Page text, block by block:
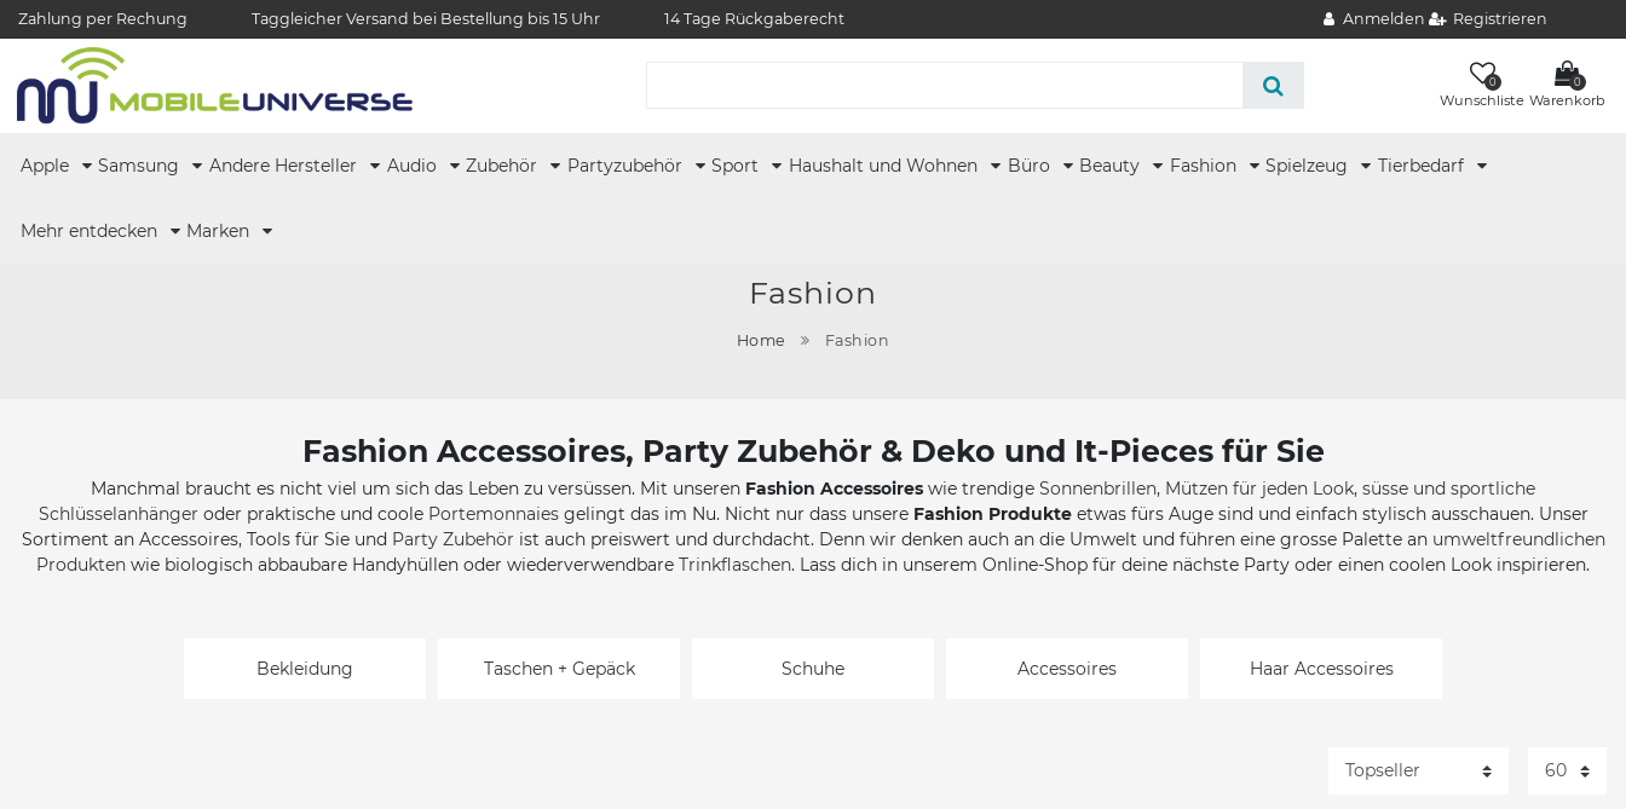
Zahlung per Rechung Taggleicher Versand bei Bestellung bis 15 Uhr 14 Tage Rückgaberecht Anmelden Registrieren
0
Wunschliste
0
Warenkorb
Apple Samsung Andere Hersteller Audio Zubehör Partyzubehör Sport Haushalt und Wohnen Büro Beauty Fashion Spielzeug Tierbedarf
Mehr entdecken Marken
Fashion
Home Fashion
Fashion Accessoires, Party Zubehör & Deko und It-Pieces für Sie
Manchmal braucht es nicht viel um sich das Leben zu versüssen. Mit unseren Fashion Accessoires wie trendige Sonnenbrillen, Mützen für jeden Look, süsse und sportliche
Schlüsselanhänger oder praktische und coole Portemonnaiesgelingt das im Nu. Nicht nur dass unsere Fashion Produkteetwas fürs Auge sind und einfach stylisch ausschauen. Unser
Sortiment an Accessoires, Tools für Sie und Party Zubehör ist auch preiswert und durchdacht. Denn wir denken auch an die Umwelt und führen eine grosse Palette an umweltfreundlichen
Produkten wie biologisch abbaubare Handyhüllen oder wiederverwendbare Trinkflaschen. Lass dich in unserem Online-Shop für deine nächste Party oder einen coolen Look inspirieren.
Bekleidung Taschen + Gepäck Schuhe Accessoires Haar Accessoires